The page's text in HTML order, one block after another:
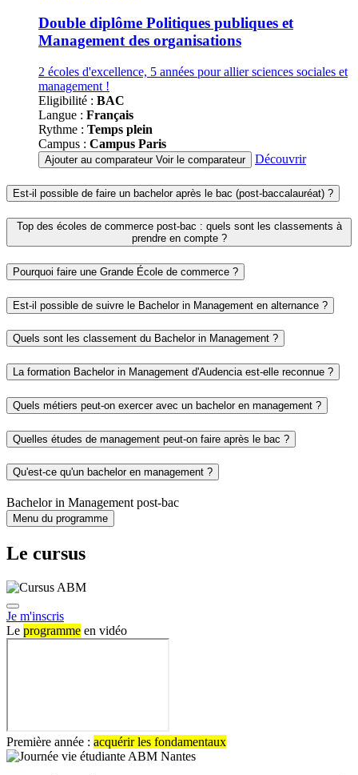
programmes
Double diplôme Politiques publiques et
Management des organisations
2 écoles d'excellence, 5 années pour allier sciences sociales et
management !
Eligibilité : BAC
Langue : Français
Rythme : Temps plein
Campus : Campus Paris
Ajouter au comparateur Voir le comparateur Découvrir
Est-il possible de faire un bachelor après le bac (post-baccalauréat) ?
Top des écoles de commerce post-bac : quels sont les classements à
prendre en compte ?
Pourquoi faire une Grande École de commerce ?
Est-il possible de suivre le Bachelor in Management en alternance ?
Quels sont les classement du Bachelor in Management ?
La formation Bachelor in Management d'Audencia est-elle reconnue ?
Quels métiers peut-on exercer avec un bachelor en management ?
Quelles études de management peut-on faire après le bac ?
Qu'est-ce qu'un bachelor en management ?
Bachelor in Management post-bac
Menu du programme
Le cursus
Je m'inscris
Le programme en vidéo
Première année : acquérir les fondamentaux